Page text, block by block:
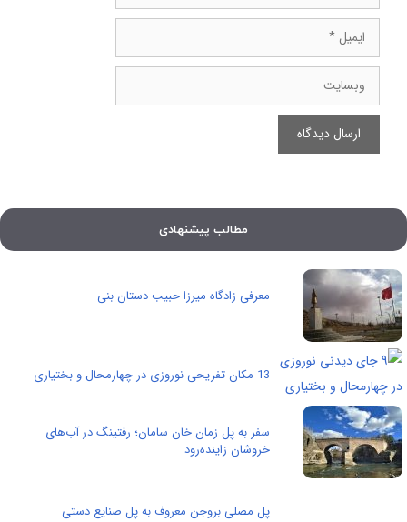
ایمیل
وبسایت
مطالب پیشنهادی
معرفی زادگاه ميرزا حبيب دستان بنی
13 مکان تفریحی نوروزی در چهارمحال و بختیاری
سفر به پل زمان خان سامان؛ رفتینگ در آب‌های
خروشان زاینده‌رود
پل مصلی بروجن معروف به پل صنایع دستی